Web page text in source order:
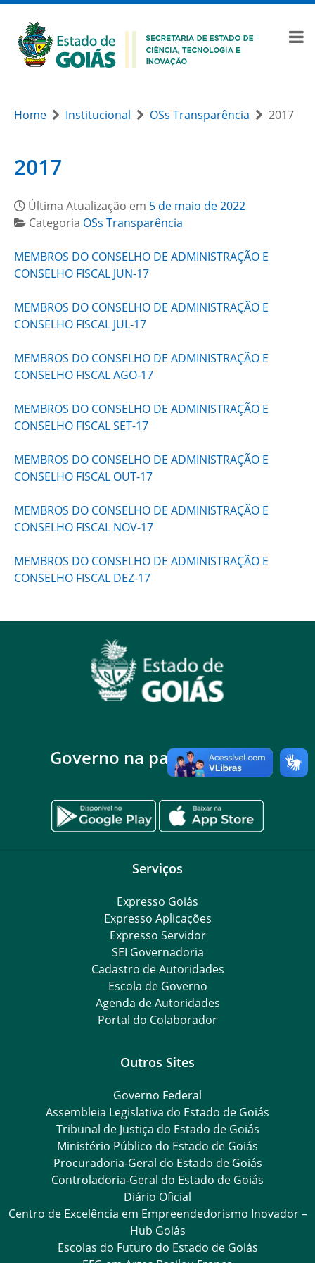
Home Institucional OSs Transparência 2017
2017
Última Atualização em 5 de maio de 2022
Categoria OSs Transparência
MEMBROS DO CONSELHO DE ADMINISTRAÇÃO E
CONSELHO FISCAL JUN-17
MEMBROS DO CONSELHO DE ADMINISTRAÇÃO E
CONSELHO FISCAL JUL-17
MEMBROS DO CONSELHO DE ADMINISTRAÇÃO E
CONSELHO FISCAL AGO-17
MEMBROS DO CONSELHO DE ADMINISTRAÇÃO E
CONSELHO FISCAL SET-17
MEMBROS DO CONSELHO DE ADMINISTRAÇÃO E
CONSELHO FISCAL OUT-17
MEMBROS DO CONSELHO DE ADMINISTRAÇÃO E
CONSELHO FISCAL NOV-17
MEMBROS DO CONSELHO DE ADMINISTRAÇÃO E
CONSELHO FISCAL DEZ-17
Governo na palma da mão
Serviços
Expresso Goiás
Expresso Aplicações
Expresso Servidor
SEI Governadoria
Cadastro de Autoridades
Escola de Governo
Agenda de Autoridades
Portal do Colaborador
Outros Sites
Governo Federal
Assembleia Legislativa do Estado de Goiás
Tribunal de Justiça do Estado de Goiás
Ministério Público do Estado de Goiás
Procuradoria-Geral do Estado de Goiás
Controladoria-Geral do Estado de Goiás
Diário Oficial
Centro de Excelência em Empreendedorismo Inovador –
Hub Goiás
Escolas do Futuro do Estado de Goiás